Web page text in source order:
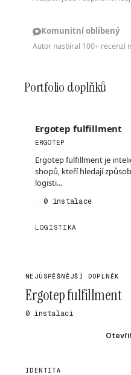
Komunitní oblíbený
Autor nasbíral 100+ recenzí
Portfolio doplňků
Ergotep fulfillment
ERGOTEP
Ergotep fulfillment je
shopů, kteří hledají
logisti...
· 0 instalace
LOGISTIKA
NEJÚSPĚŠNĚJŠÍ DOPLNĚK
Ergotep fulfillment
0 instalací
IDENTITA